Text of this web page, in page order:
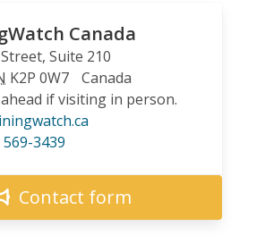
Canada
Suite 210
K2P 0W7
Canada
ahead if visiting in person.
3439
Contact form